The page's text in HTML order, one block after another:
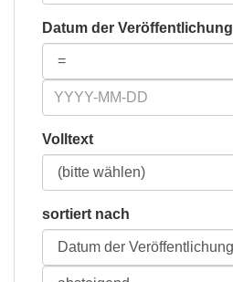
Datum der Veröffentlichung
Volltext
sortiert nach